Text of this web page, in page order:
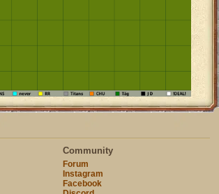
Community
Forum
Instagram
Facebook